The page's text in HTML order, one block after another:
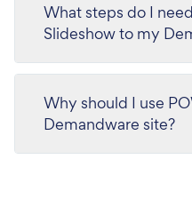
What steps do I
Slideshow to my
Why should I use
Demandware site?